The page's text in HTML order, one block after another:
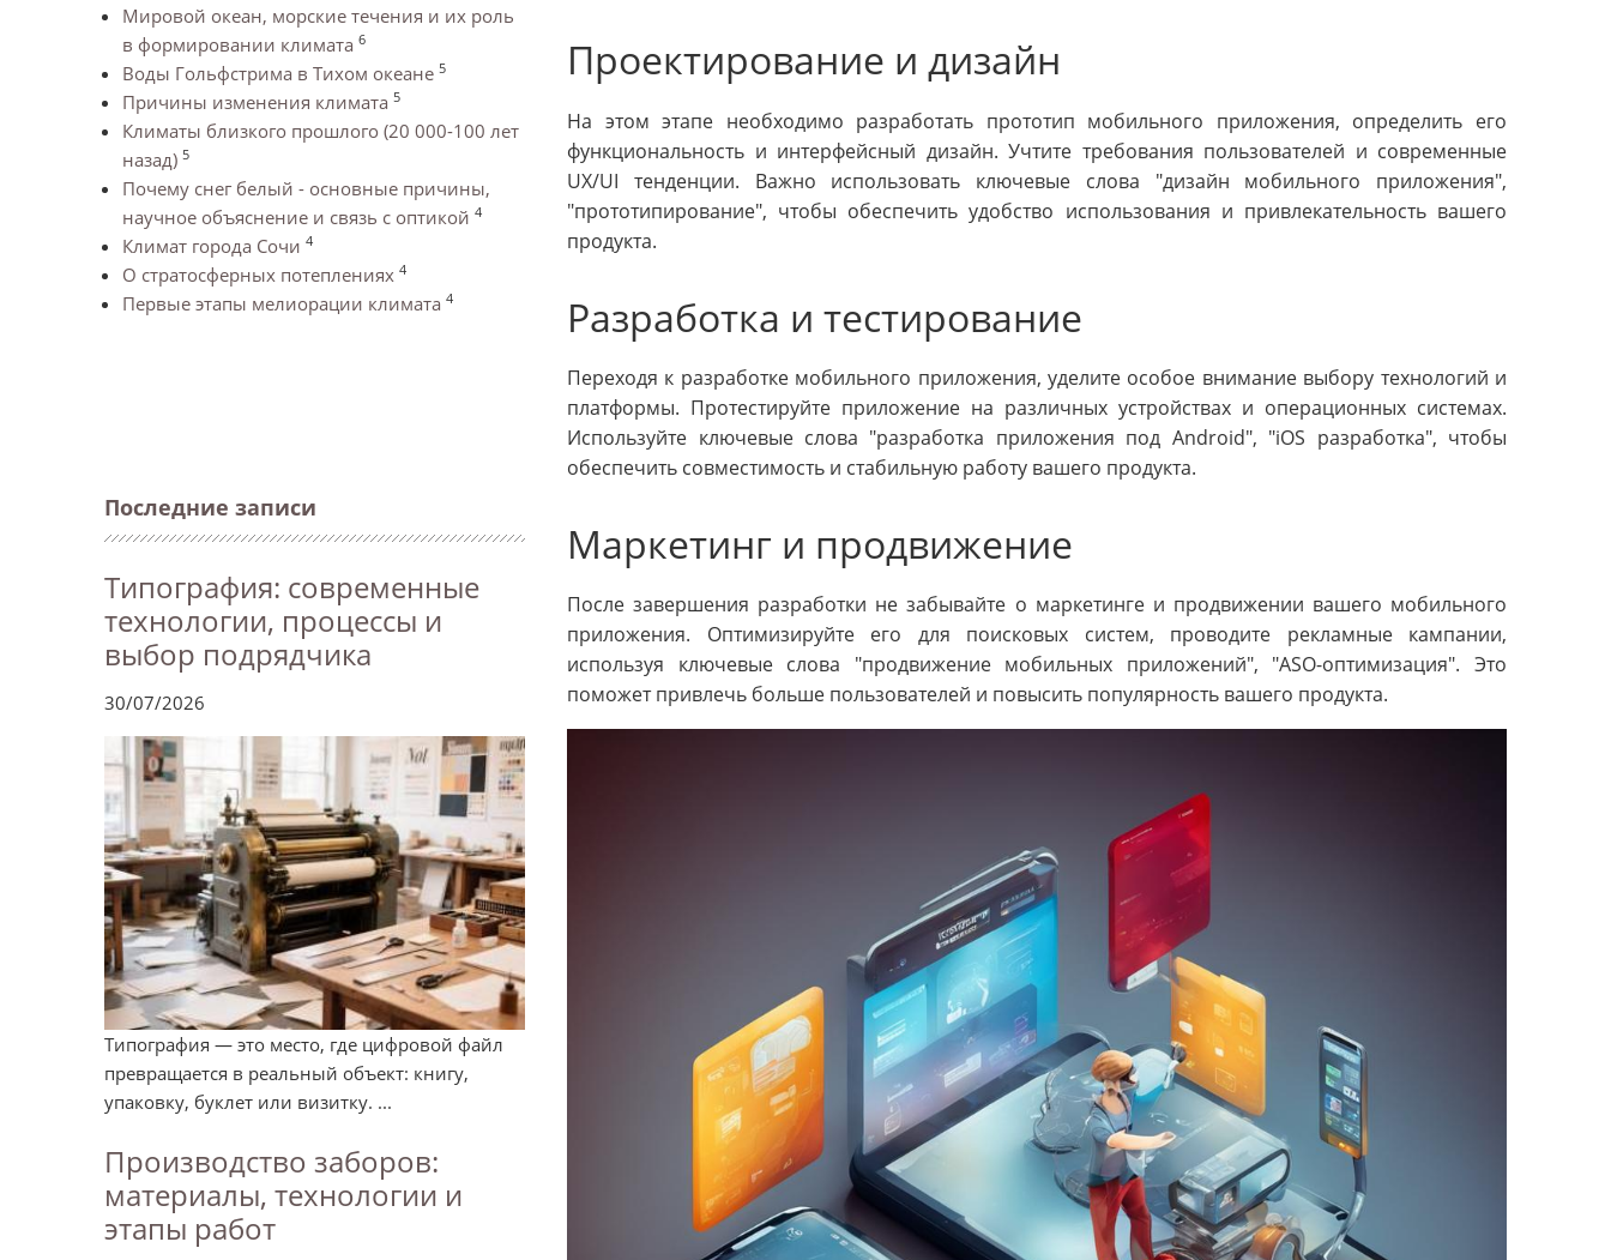
Мировой океан, морские течения и их роль
в формировании климата 6
Воды Гольфстрима в Тихом океане 5
Причины изменения климата 5
Климаты близкого прошлого (20 000-100 лет
назад) 5
Почему снег белый - основные причины,
научное объяснение и связь с оптикой 4
Климат города Сочи 4
О стратосферных потеплениях 4
Первые этапы мелиорации климата 4
Последние записи
Типография: современные
технологии, процессы и
выбор подрядчика
30/07/2026
Типография — это место, где цифровой файл
превращается в реальный объект: книгу,
упаковку, буклет или визитку. ...
Производство заборов:
материалы, технологии и
этапы работ
Проектирование и дизайн
На этом этапе необходимо разработать прототип мобильного приложения, определить его
функциональность и интерфейсный дизайн. Учтите требования пользователей и современные
UX/UI тенденции. Важно использовать ключевые слова "дизайн мобильного приложения",
"прототипирование", чтобы обеспечить удобство использования и привлекательность вашего
продукта.
Разработка и тестирование
Переходя к разработке мобильного приложения, уделите особое внимание выбору технологий и
платформы. Протестируйте приложение на различных устройствах и операционных системах.
Используйте ключевые слова "разработка приложения под Android", "iOS разработка", чтобы
обеспечить совместимость и стабильную работу вашего продукта.
Маркетинг и продвижение
После завершения разработки не забывайте о маркетинге и продвижении вашего мобильного
приложения. Оптимизируйте его для поисковых систем, проводите рекламные кампании,
используя ключевые слова "продвижение мобильных приложений", "ASO-оптимизация". Это
поможет привлечь больше пользователей и повысить популярность вашего продукта.